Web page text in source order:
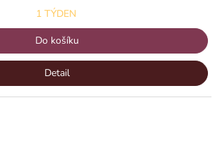
1 TÝDEN
Do košíku
Detail